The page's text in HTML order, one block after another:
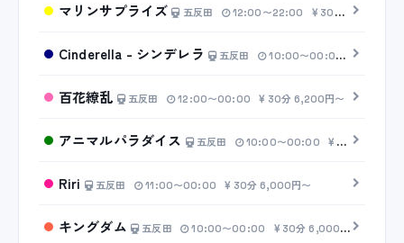
マリンサプライズ 五反田 12:00〜22:00 30分 6,200円〜
Cinderella - シンデレラ 五反田 10:00〜00:00 30分
百花繚乱 五反田 12:00〜00:00 30分 6,200円〜
アニマルパラダイス 五反田 10:00〜00:00 30分 6,200円〜
Riri 五反田 11:00〜00:00 30分 6,000円〜
キングダム 五反田 10:00〜00:00 30分 6,000円〜